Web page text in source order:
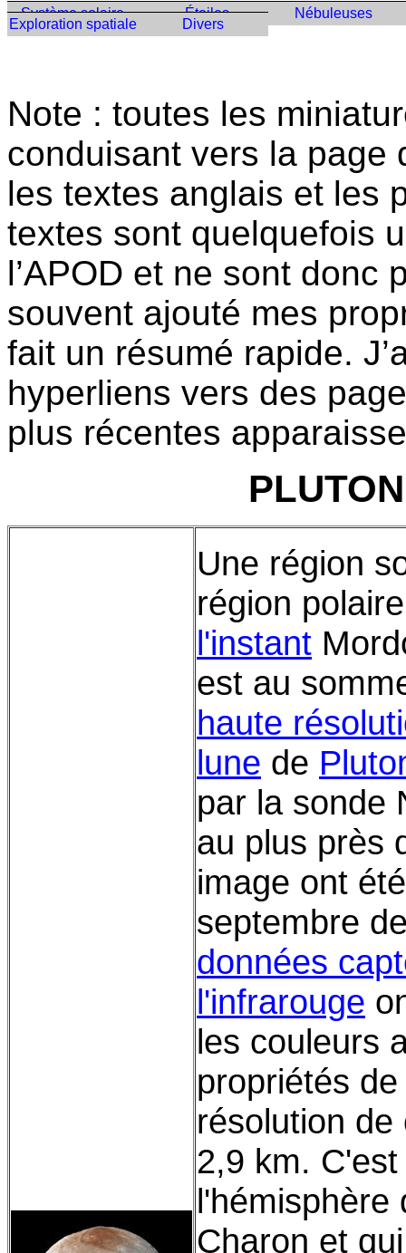
Système solaire Étoiles Nébuleuses
Exploration spatiale Divers
Note : toutes les
conduisant vers la page
les textes anglais et les
textes sont quelquefois
l’APOD et ne sont donc
souvent ajouté mes
fait un résumé rapide.
hyperliens vers des
plus récentes
Une région
région
l'instant
est au
haute
lune de
par la sonde
au plus près
image ont
septembre
données
l'infrarouge
les couleurs
propriétés
résolution
2,9 km.
l'hémisphère
Charon et